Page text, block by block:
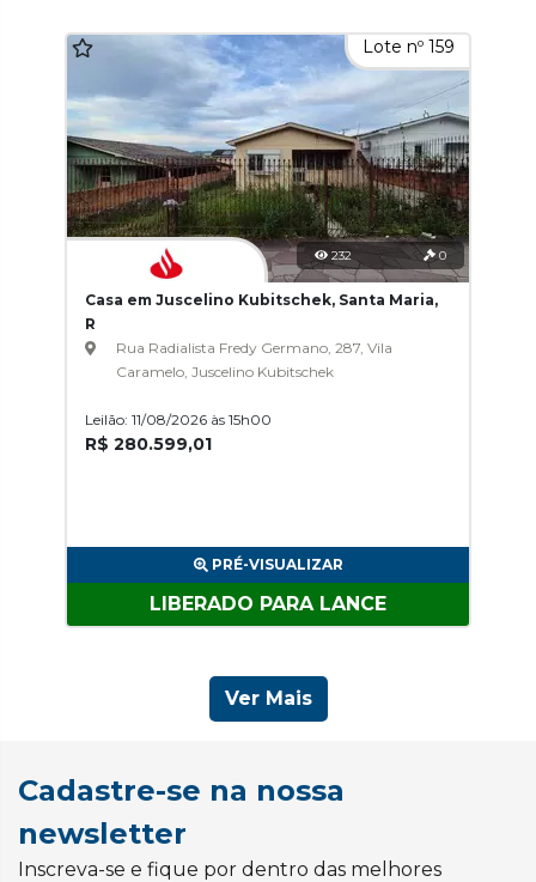
Lote nº 159
232 0
Casa em Juscelino Kubitschek, Santa Maria,
R
Rua Radialista Fredy Germano, 287, Vila
Caramelo, Juscelino Kubitschek
Leilão: 11/08/2026 às 15h00
R$ 280.599,01
PRÉ-VISUALIZAR
LIBERADO PARA LANCE
Ver Mais
Cadastre-se na nossa
newsletter
Inscreva-se e fique por dentro das melhores